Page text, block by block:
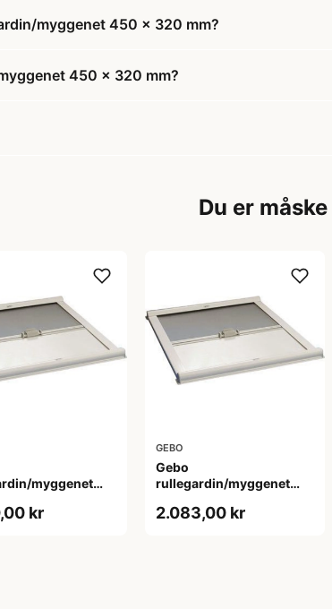
myggenet 450 x 320 mm?
450 x 320 mm?
Du er
myggenet
kr
GEBO
Gebo
rullegardin/myggenet
2.083,00 kr